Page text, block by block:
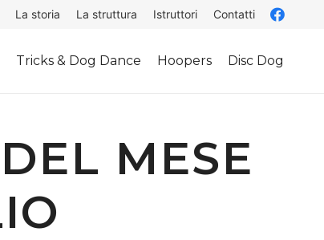
La storia La struttura Istruttori Contatti
Tricks & Dog Dance Hoopers Disc Dog
MESE